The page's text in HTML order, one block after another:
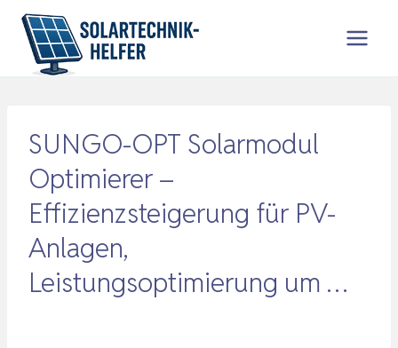
Zum
Inhalt
springen
SUNGO-OPT Solarmodul
Optimierer –
Effizienzsteigerung für PV-
Anlagen,
Leistungsoptimierung um …